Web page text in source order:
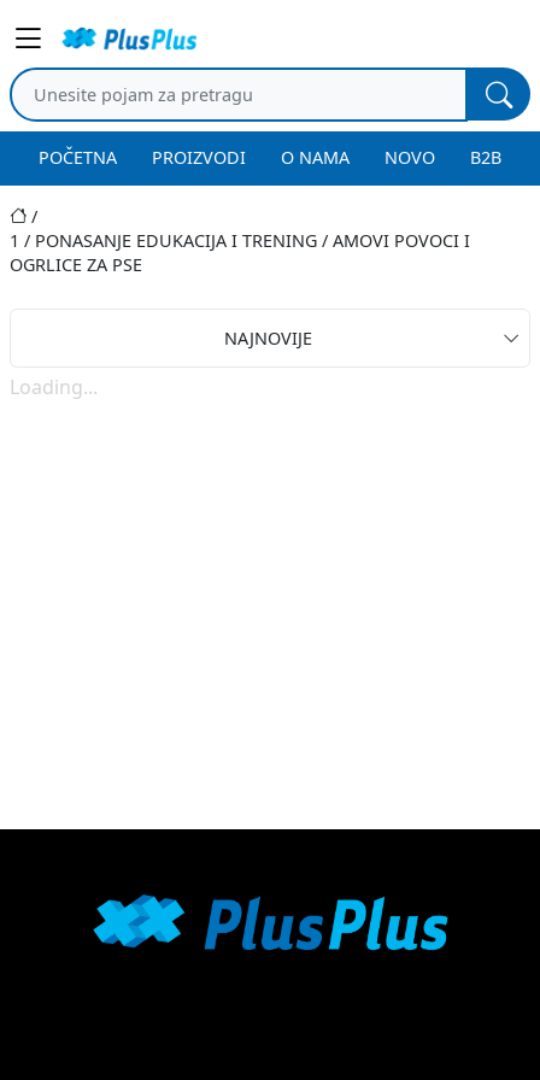
POČETNA PROIZVODI O NAMA NOVO B2B
1 / PONASANJE EDUKACIJA I TRENING / AMOVI POVOCI I
OGRLICE ZA PSE
NAJNOVIJE
Loading...